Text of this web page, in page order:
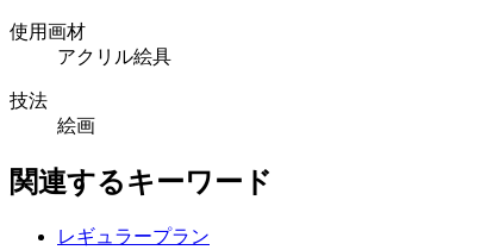
使用画材
アクリル絵具
技法
絵画
関連するキーワード
レギュラープラン